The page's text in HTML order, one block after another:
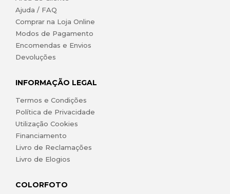
Ajuda / FAQ
Comprar na Loja Online
Modos de Pagamento
Encomendas e Envios
Devoluções
INFORMAÇÃO LEGAL
Termos e Condições
Política de Privacidade
Utilização Cookies
Financiamento
Livro de Reclamações
Livro de Elogios
COLORFOTO